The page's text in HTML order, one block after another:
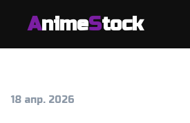
AnimeStock
18 апр. 2026